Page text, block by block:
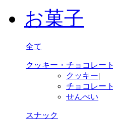
お菓子
全て
クッキー・チョコレート
クッキー|
チョコレート
せんべい
スナック